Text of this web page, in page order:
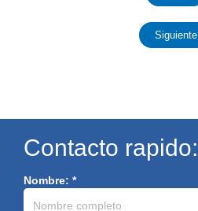
Siguiente
Contacto rapido:
Nombre: *